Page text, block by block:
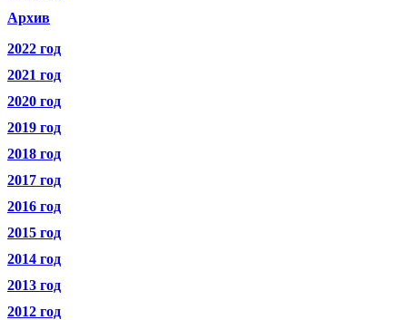
Архив
2022 год
2021 год
2020 год
2019 год
2018 год
2017 год
2016 год
2015 год
2014 год
2013 год
2012 год